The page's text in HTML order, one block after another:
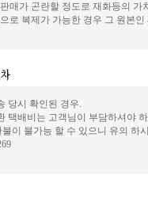
매가 곤란할 정도로 재화등의 가
로 복제가 가능한 경우 그 원본
당시 확인된 경우.
택배비는 고객님이 부담하셔야
이 불가능 할 수 있으니 유의 하